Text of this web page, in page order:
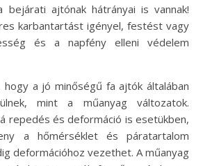
bejárati ajtónak hátrányai is vannak!
karbantartást igényel, festést vagy
és a napfény elleni védelem
hogy a jó minőségű fa ajtók általában
mint a műanyag változatok.
repedés és deformáció is esetükben,
a hőmérséklet és páratartalom
deformációhoz vezethet. A műanyag